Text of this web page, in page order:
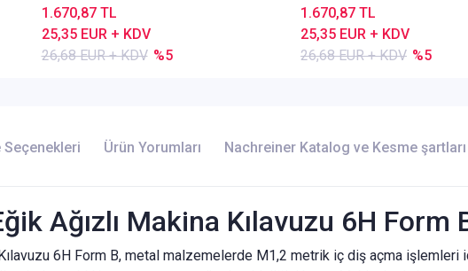
26,68 EUR + KDV %5
25,35 EUR + KDV
1.670,87 TL
26,68 EUR + KDV %5
25,35 EUR + KDV
1.670,87 TL
Seçenekleri Ürün Yorumları Nachreiner Katalog ve Kesme şartları
Ağızlı Makina Kılavuzu 6H Form
6H Form B, metal malzemelerde M1,2 metrik iç diş açma işlemleri